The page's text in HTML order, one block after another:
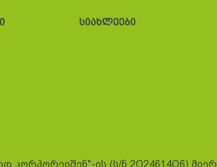
სიახლეები
კორპორეიშენ"-ის (ს/ნ 2O24614O6) მიერ